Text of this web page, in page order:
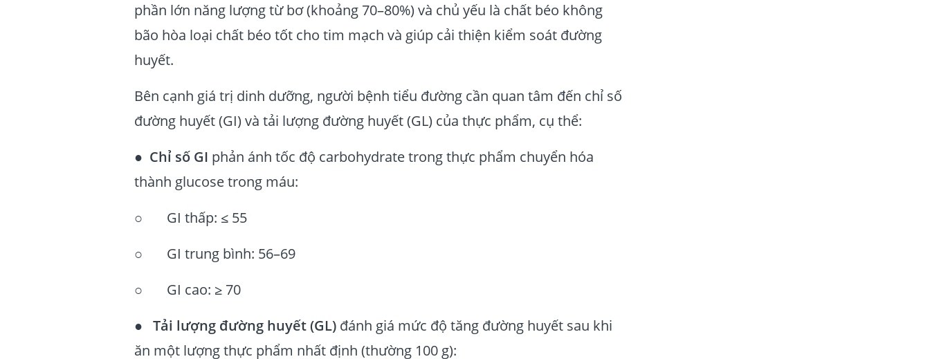
phần lớn năng lượng từ bơ (khoảng 70–80%) và chủ yếu là chất béo không
bão hòa loại chất béo tốt cho tim mạch và giúp cải thiện kiểm soát đường
huyết.
Bên cạnh giá trị dinh dưỡng, người bệnh tiểu đường cần quan tâm đến chỉ số
đường huyết (GI) và tải lượng đường huyết (GL) của thực phẩm, cụ thể:
● Chỉ số GI phản ánh tốc độ carbohydrate trong thực phẩm chuyển hóa
thành glucose trong máu:
○ GI thấp: ≤ 55
○ GI trung bình: 56–69
○ GI cao: ≥ 70
● Tải lượng đường huyết (GL) đánh giá mức độ tăng đường huyết sau khi
ăn một lượng thực phẩm nhất định (thường 100 g):